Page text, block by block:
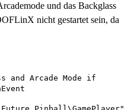
und das Backglass
nicht gestartet sein, da
and Arcade Mode if